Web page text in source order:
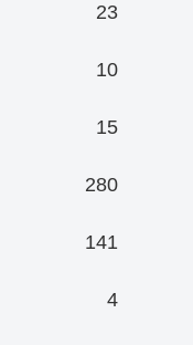
23
10
15
280
141
4